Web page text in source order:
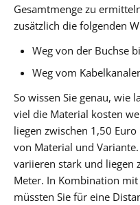
Gesamtmenge zu
zusätzlich die folgenden
Weg von der Buchse
Weg vom
So wissen Sie genau, wie
viel die Material kosten
liegen zwischen 1,50
von Material und
variieren stark und liegen
Meter. In Kombination
müssten Sie für eine